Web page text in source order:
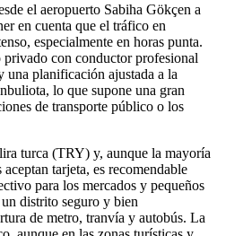
el aeropuerto Sabiha Gökçen a
en cuenta que el tráfico en
especialmente en horas punta.
privado con conductor profesional
una planificación ajustada a la
lo que supone una gran
de transporte público o los
turca (TRY) y, aunque la mayoría
tarjeta, es recomendable
para los mercados y pequeños
distrito seguro y bien
de metro, tranvía y autobús. La